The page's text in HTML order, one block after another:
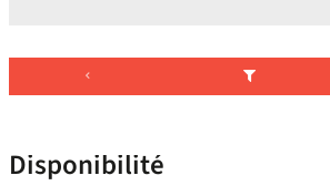
Disponibilité